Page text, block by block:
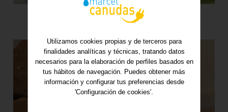
Utilizamos cookies propias y de terceros para
finalidades analíticas y técnicas, tratando datos
necesarios para la elaboración de perfiles basados en
tus hábitos de navegación. Puedes obtener más
información y configurar tus preferencias desde
'Configuración de cookies'.